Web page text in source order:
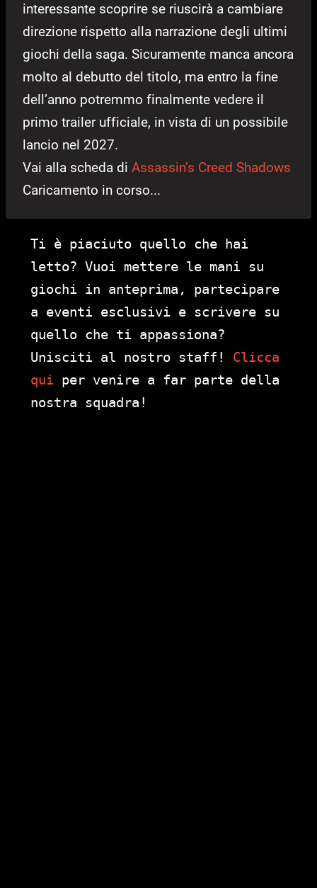
interessante scoprire se riuscirà a cambiare
direzione rispetto alla narrazione degli ultimi
giochi della saga. Sicuramente manca ancora
molto al debutto del titolo, ma entro la fine
dell’anno potremmo finalmente vedere il
primo trailer ufficiale, in vista di un possibile
lancio nel 2027.
Vai alla scheda di Assassin’s Creed Shadows
Caricamento in corso...
Ti è piaciuto quello che hai
letto? Vuoi mettere le mani su
giochi in anteprima, partecipare
a eventi esclusivi e scrivere su
quello che ti appassiona?
Unisciti al nostro staff! Clicca
qui per venire a far parte della
nostra squadra!